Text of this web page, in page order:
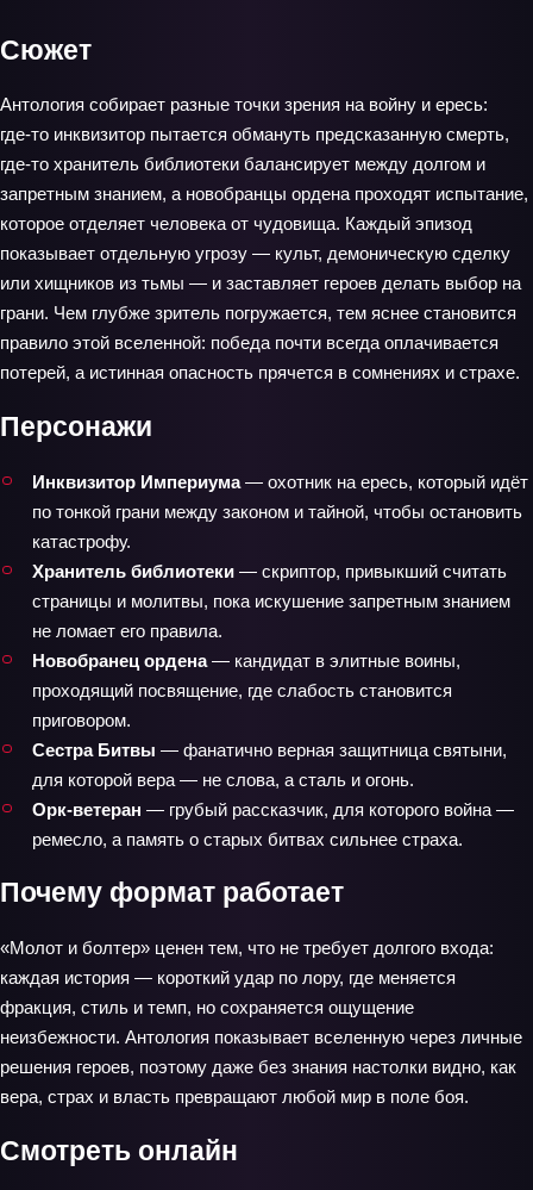
Сюжет
Антология собирает разные точки зрения на войну и ересь:
где‑то инквизитор пытается обмануть предсказанную смерть,
где‑то хранитель библиотеки балансирует между долгом и
запретным знанием, а новобранцы ордена проходят испытание,
которое отделяет человека от чудовища. Каждый эпизод
показывает отдельную угрозу — культ, демоническую сделку
или хищников из тьмы — и заставляет героев делать выбор на
грани. Чем глубже зритель погружается, тем яснее становится
правило этой вселенной: победа почти всегда оплачивается
потерей, а истинная опасность прячется в сомнениях и страхе.
Персонажи
Инквизитор Империума— охотник на ересь, который идёт
по тонкой грани между законом и тайной, чтобы остановить
катастрофу.
Хранитель библиотеки — скриптор, привыкший считать
страницы и молитвы, пока искушение запретным знанием
не ломает его правила.
Новобранец ордена— кандидат в элитные воины,
проходящий посвящение, где слабость становится
приговором.
Сестра Битвы — фанатично верная защитница святыни,
для которой вера — не слова, а сталь и огонь.
Орк‑ветеран — грубый рассказчик, для которого война —
ремесло, а память о старых битвах сильнее страха.
Почему формат работает
«Молот и болтер» ценен тем, что не требует долгого входа:
каждая история — короткий удар по лору, где меняется
фракция, стиль и темп, но сохраняется ощущение
неизбежности. Антология показывает вселенную через личные
решения героев, поэтому даже без знания настолки видно, как
вера, страх и власть превращают любой мир в поле боя.
Смотреть онлайн